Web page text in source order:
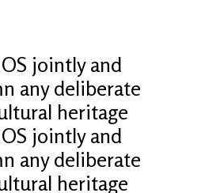
jointly and
any deliberate
heritage
jointly and
any deliberate
heritage